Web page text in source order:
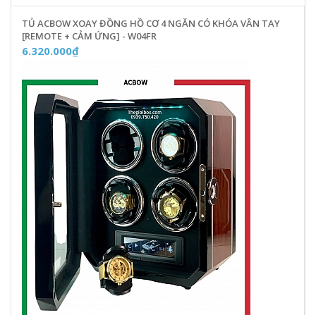
TỦ ACBOW XOAY ĐỒNG HỒ CƠ 4 NGĂN CÓ KHÓA VÂN TAY
[REMOTE + CẢM ỨNG] - W04FR
6.320.000₫